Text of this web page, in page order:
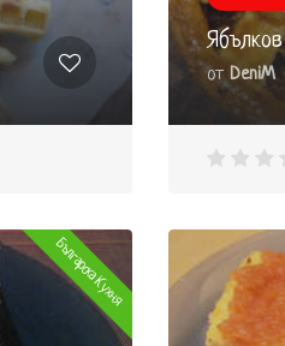
отDeniM
Българска Кухня